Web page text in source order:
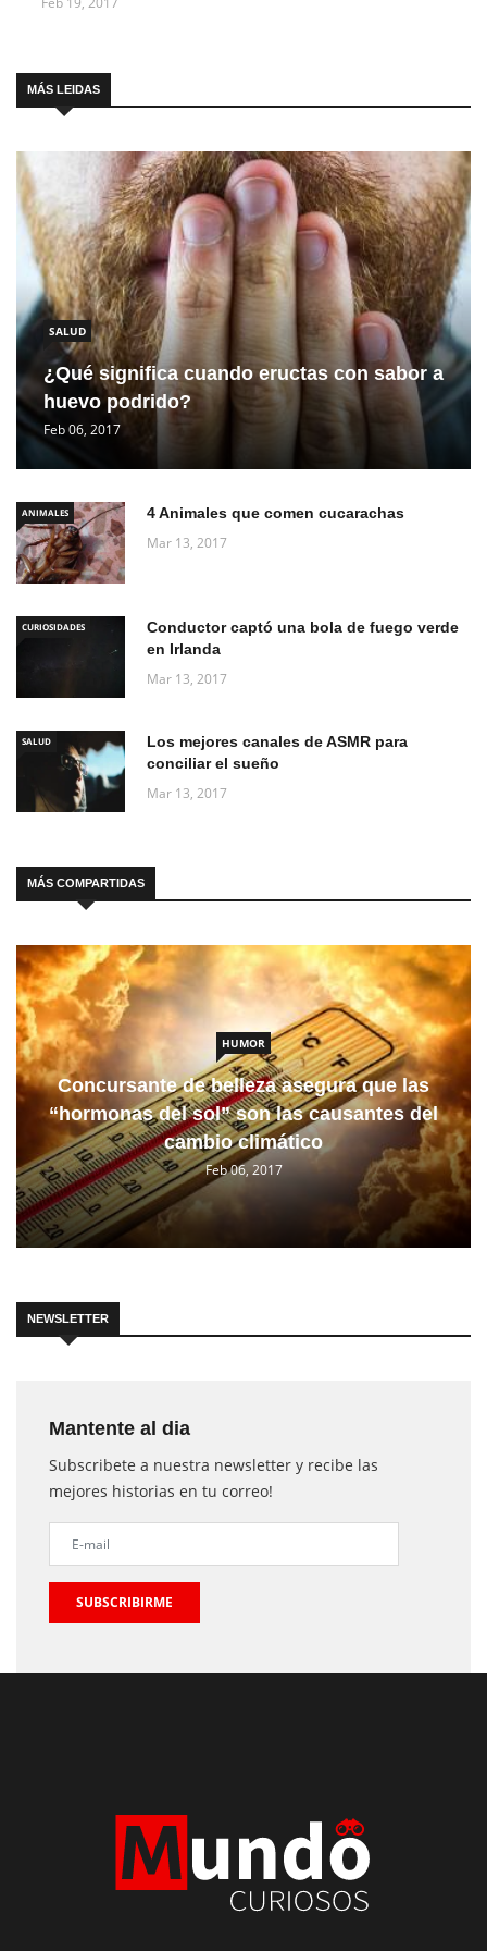
MÁS LEIDAS
SALUD
¿Qué significa cuando eructas con sabor a
huevo podrido?
Feb 06, 2017
ANIMALES 4 Animales que comen cucarachas
Mar 13, 2017
CURIOSIDADES
Conductor captó una bola de fuego verde
en Irlanda
Mar 13, 2017
SALUD
Los mejores canales de ASMR para
conciliar el sueño
Mar 13, 2017
MÁS COMPARTIDAS
HUMOR
Concursante de belleza asegura que las
“hormonas del sol” son las causantes del
cambio climático
Feb 06, 2017
NEWSLETTER
Mantente al dia
Subscribete a nuestra newsletter y recibe las
mejores historias en tu correo!
SUBSCRIBIRME